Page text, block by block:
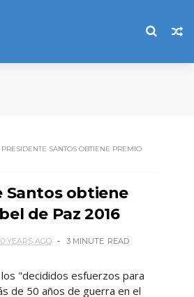
PRESIDENTE SANTOS OBTIENE PREMIO
Santos obtiene
de Paz 2016
YEARS AGO 3 MINUTE READ
"decididos esfuerzos para
de 50 años de guerra en el